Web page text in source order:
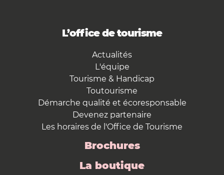
L’office de tourisme
Actualités
L'équipe
Tourisme & Handicap
Toutourisme
Démarche qualité et écoresponsable
Devenez partenaire
Les horaires de l'Office de Tourisme
Brochures
La boutique